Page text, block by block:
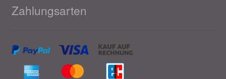
Zahlungsarten